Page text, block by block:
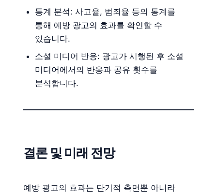
통계 분석: 사고율, 범죄율 등의 통계를
통해 예방 광고의 효과를 확인할 수
있습니다.
소셜 미디어 반응: 광고가 시행된 후 소셜
미디어에서의 반응과 공유 횟수를
분석합니다.
결론 및 미래 전망
예방 광고의 효과는 단기적 측면뿐 아니라